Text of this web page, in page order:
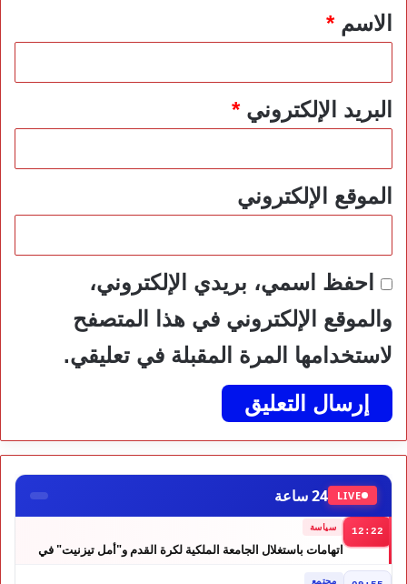
*الاسم*
البريد الإلكتروني*
الموقع الإلكتروني
احفظ اسمي، بريدي الإلكتروني،
والموقع الإلكتروني في هذا المتصفح
لاستخدامها المرة المقبلة في تعليقي.
LIVE 24 ساعة
12:22 سياسة
اتهامات باستغلال الجامعة الملكية لكرة القدم و"أمل تيزنيت" في
مجتمع